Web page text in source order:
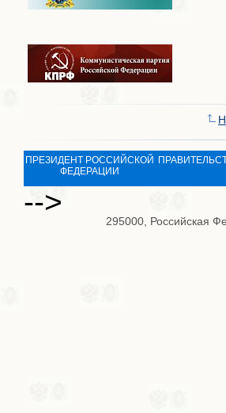
ПРЕЗИДЕНТ РОССИЙСКОЙ
ФЕДЕРАЦИИ
295000, Российская
-->